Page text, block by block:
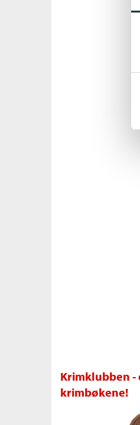
Krimklubben -
krimbøkene!